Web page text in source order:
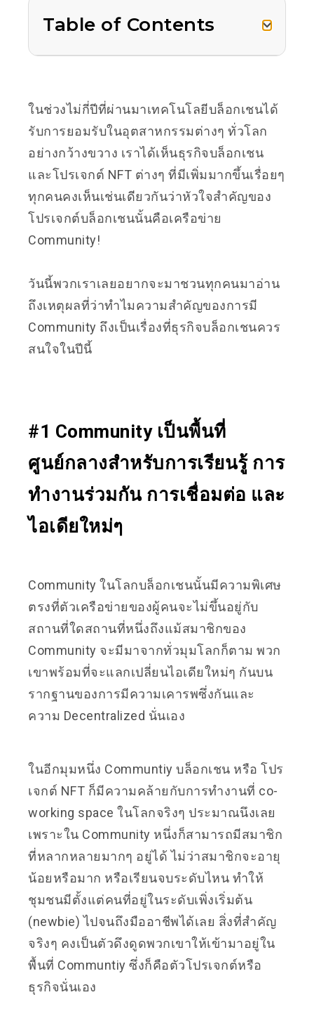
Table of Contents
ในช่วงไม่กี่ปีที่ผ่านมาเทคโนโลยีบล็อกเชนได้
รับการยอมรับในอุตสาหกรรมต่างๆ ทั่วโลก
อย่างกว้างขวาง เราได้เห็นธุรกิจบล็อกเชน
และโปรเจกต์ NFT ต่างๆ ที่มีเพิ่มมากขึ้นเรื่อยๆ
ทุกคนคงเห็นเช่นเดียวกันว่าหัวใจสำคัญของ
โปรเจกต์บล็อกเชนนั้นคือเครือข่าย
Community!
วันนี้พวกเราเลยอยากจะมาชวนทุกคนมาอ่าน
ถึงเหตุผลที่ว่าทำไมความสำคัญของการมี
Community ถึงเป็นเรื่องที่ธุรกิจบล็อกเชนควร
สนใจในปีนี้
#1 Community เป็นพื้นที่
ศูนย์กลางสำหรับการเรียนรู้ การ
ทำงานร่วมกัน การเชื่อมต่อ และ
ไอเดียใหม่ๆ
Community ในโลกบล็อกเชนนั้นมีความพิเศษ
ตรงที่ตัวเครือข่ายของผู้คนจะไม่ขึ้นอยู่กับ
สถานที่ใดสถานที่หนึ่งถึงแม้สมาชิกของ
Community จะมีมาจากทั่วมุมโลกก็ตาม พวก
เขาพร้อมที่จะแลกเปลี่ยนไอเดียใหม่ๆ กันบน
รากฐานของการมีความเคารพซึ่งกันและ
ความ Decentralized นั่นเอง
ในอีกมุมหนึ่ง Communtiy บล็อกเชน หรือ โปร
เจกต์ NFT ก็มีความคล้ายกับการทำงานที่ co-
working space ในโลกจริงๆ ประมาณนึงเลย
เพราะใน Community หนึ่งก็สามารถมีสมาชิก
ที่หลากหลายมากๆ อยู่ได้ ไม่ว่าสมาชิกจะอายุ
น้อยหรือมาก หรือเรียนจบระดับไหน ทำให้
ชุมชนมีตั้งแต่คนที่อยู่ในระดับเพิ่งเริ่มต้น
(newbie) ไปจนถึงมืออาชีพได้เลย สิ่งที่สำคัญ
จริงๆ คงเป็นตัวดึงดูดพวกเขาให้เข้ามาอยู่ใน
พื้นที่ Communtiy ซึ่งก็คือตัวโปรเจกต์หรือ
ธุรกิจนั่นเอง